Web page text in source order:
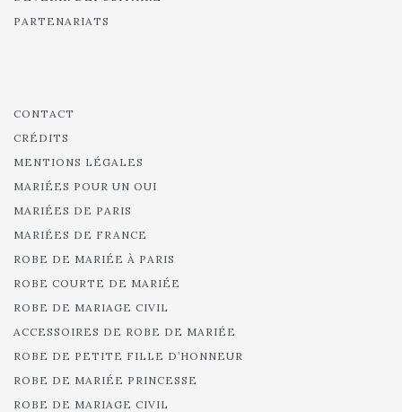
PARTENARIATS
CONTACT
CRÉDITS
MENTIONS LÉGALES
MARIÉES POUR UN OUI
MARIÉES DE PARIS
MARIÉES DE FRANCE
ROBE DE MARIÉE À PARIS
ROBE COURTE DE MARIÉE
ROBE DE MARIAGE CIVIL
ACCESSOIRES DE ROBE DE MARIÉE
ROBE DE PETITE FILLE D’HONNEUR
ROBE DE MARIÉE PRINCESSE
ROBE DE MARIAGE CIVIL